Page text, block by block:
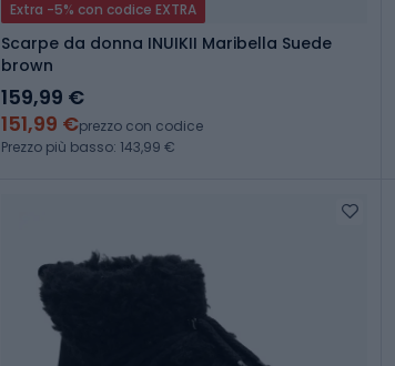
Extra -5% con codice EXTRA
Scarpe da donna INUIKII Maribella Suede
brown
159,99 €
151,99 €prezzo con codice
Prezzo più basso: 143,99 €